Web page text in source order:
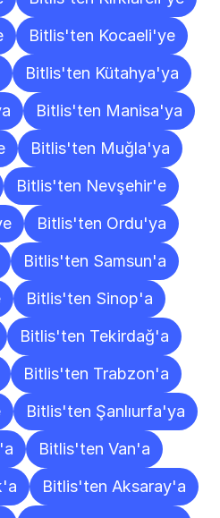
Bitlis'ten Kocaeli'ye
Bitlis'ten Kütahya'ya
Bitlis'ten Manisa'ya
Bitlis'ten Muğla'ya
Bitlis'ten Nevşehir'e
Bitlis'ten Ordu'ya
Bitlis'ten Samsun'a
Bitlis'ten Sinop'a
Bitlis'ten Tekirdağ'a
Bitlis'ten Trabzon'a
Bitlis'ten Şanlıurfa'ya
Bitlis'ten Van'a
Bitlis'ten Aksaray'a